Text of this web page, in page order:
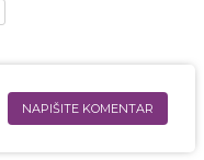
NAPIŠITE KOMENTAR